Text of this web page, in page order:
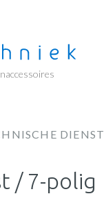
DIENST
/ 7-polig